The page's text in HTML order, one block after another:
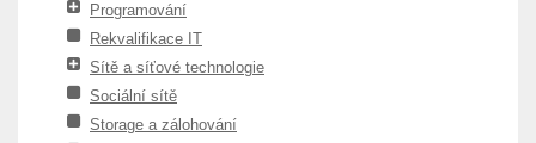
Programování
Rekvalifikace IT
Sítě a síťové technologie
Sociální sítě
Storage a zálohování